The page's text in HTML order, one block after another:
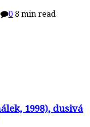
0 8 min read
1998), dusivá